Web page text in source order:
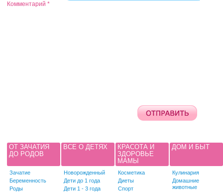
Комментарий *
ОТ ЗАЧАТИЯ
ДО РОДОВ
Зачатие
Беременность
Роды
ВСЕ О ДЕТЯХ
Новорожденный
Дети до 1 года
Дети 1 - 3 года
КРАСОТА И
ЗДОРОВЬЕ
МАМЫ
Косметика
Диеты
Спорт
ДОМ И БЫТ
Кулинария
Домашние
животные